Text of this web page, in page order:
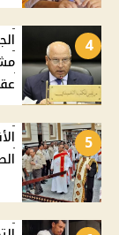
4
5